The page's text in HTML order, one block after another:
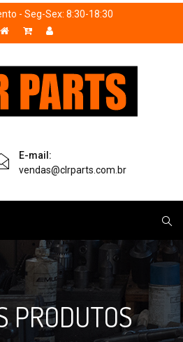
- Seg-Sex: 8:30-18:30
E-mail:
vendas@clrparts.com.br
PRODUTOS